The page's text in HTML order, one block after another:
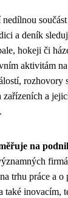
a deník
hokeji či
aktivitám
rozhovory
a
na
trhu práce a o
také inovacím,